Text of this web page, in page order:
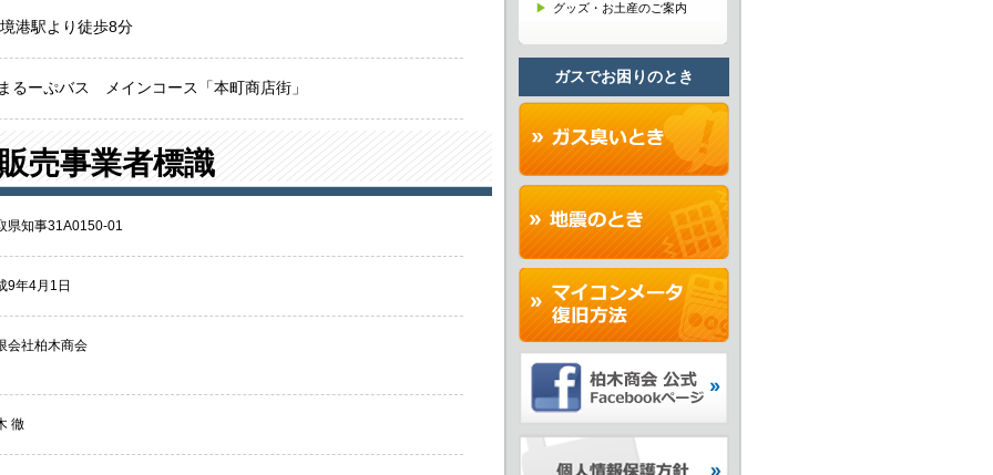
港駅より徒歩8分
るーぷバス メインコース「本町商店街」
売事業者標識
県知事31A0150-01
9年4月1日
会社柏木商会
徹
グッズ・お土産のご案内
ガスでお困りのとき